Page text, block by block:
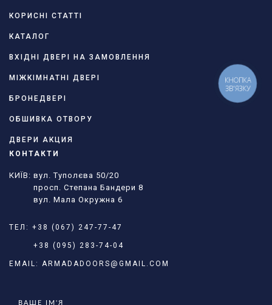
КОРИСНІ СТАТТІ
КАТАЛОГ
ВХІДНІ ДВЕРІ НА ЗАМОВЛЕННЯ
МІЖКІМНАТНІ ДВЕРІ
БРОНЕДВЕРІ
ОБШИВКА ОТВОРУ
ДВЕРИ АКЦИЯ
КОНТАКТИ
КИЇВ: вул. Туполєва 50/20
просп. Степана Бандери 8
вул. Мала Окружна 6
ТЕЛ: +38 (067) 247-77-47
+38 (095) 283-74-04
EMAIL: ARMADADOORS@GMAIL.COM
КНОПКА
ЗВ'ЯЗКУ